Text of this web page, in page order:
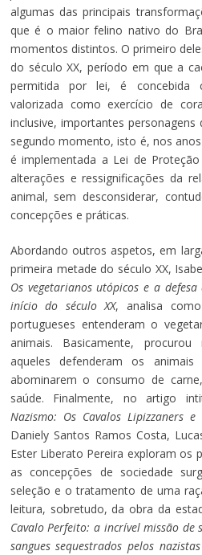
algumas das principais
que é o maior felino nativo do
momentos distintos. O primeiro
do século XX, período em que a
permitida por lei, é concebida
valorizada como exercício de
inclusive, importantes
segundo momento, isto é, nos
é implementada a Lei de
alterações e ressignificações da
animal, sem desconsiderar,
concepções e práticas.
Abordando outros aspetos, em
primeira metade do século XX,
Os vegetarianos utópicos e a
início do século XX, analisa
portugueses entenderam o
animais. Basicamente,
aqueles defenderam os
abominarem o consumo de
saúde. Finalmente, no artigo
Nazismo: Os Cavalos Lipizzaners
Daniely Santos Ramos Costa,
Ester Liberato Pereira exploram os
as concepções de sociedade
seleção e o tratamento de uma
leitura, sobretudo, da obra da
Cavalo Perfeito: a incrível missão de
sangues sequestrados pelos nazistas